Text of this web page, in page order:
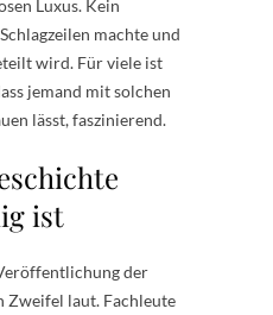
Luxus. Kein
machte und
wird. Für viele ist
jemand mit solchen
lässt, faszinierend.
ist
der
Zweifel laut. Fachleute